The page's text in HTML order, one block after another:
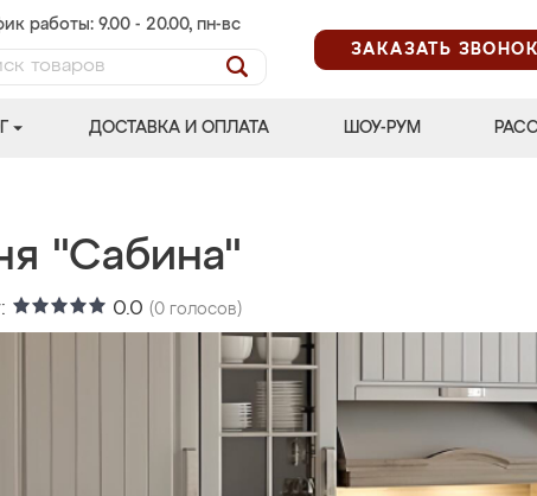
работы: 9.00 - 20.00, пн-вс
ЗАКАЗАТЬ ЗВОНОК
ДОСТАВКА И ОПЛАТА ШОУ-РУМ
"Сабина"
0.0 (0 голосов)